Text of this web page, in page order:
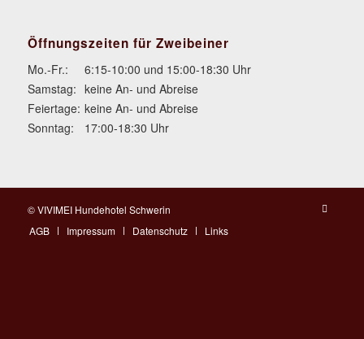
Öffnungszeiten für Zweibeiner
Mo.-Fr.:
6:15-10:00 und 15:00-18:30 Uhr
Samstag: keine An- und Abreise
Feiertage: keine An- und Abreise
Sonntag:
17:00-18:30 Uhr
© VIVIMEI Hundehotel Schwerin
AGB
Impressum Datenschutz Links